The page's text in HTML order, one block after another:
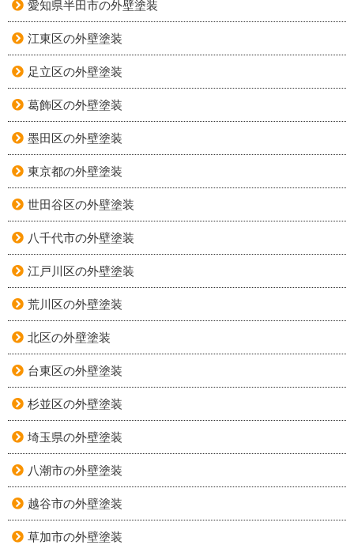
愛知県半田市の外壁塗装
江東区の外壁塗装
足立区の外壁塗装
葛飾区の外壁塗装
墨田区の外壁塗装
東京都の外壁塗装
世田谷区の外壁塗装
八千代市の外壁塗装
江戸川区の外壁塗装
荒川区の外壁塗装
北区の外壁塗装
台東区の外壁塗装
杉並区の外壁塗装
埼玉県の外壁塗装
八潮市の外壁塗装
越谷市の外壁塗装
草加市の外壁塗装